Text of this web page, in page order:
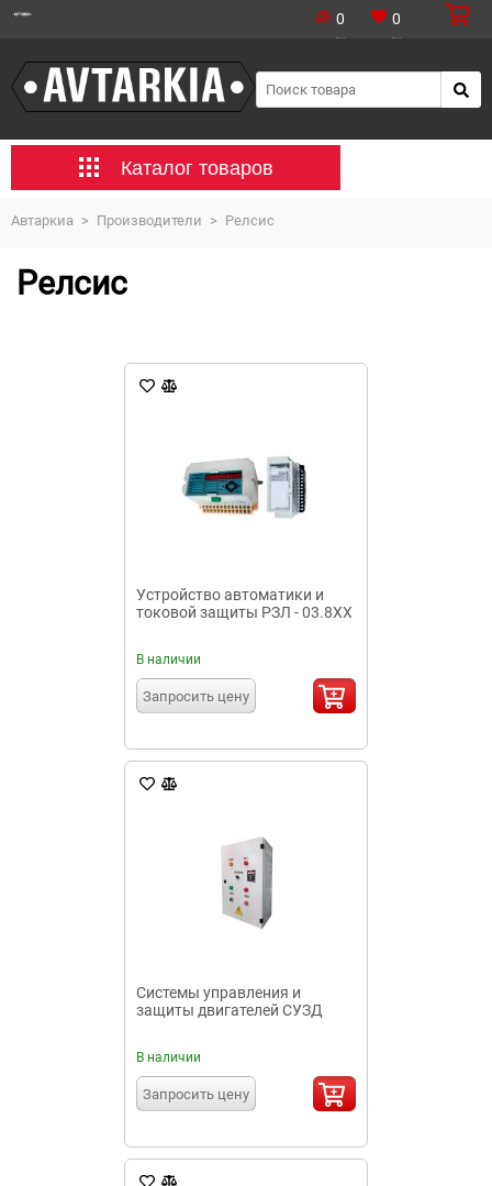
0 0
Каталог товаров
Автаркиа > Производители > Релсис
Релсис
Устройство автоматики и
токовой защиты РЗЛ - 03.8XX
В наличии
Запросить цену
Системы управления и
защиты двигателей СУЗД
В наличии
Запросить цену